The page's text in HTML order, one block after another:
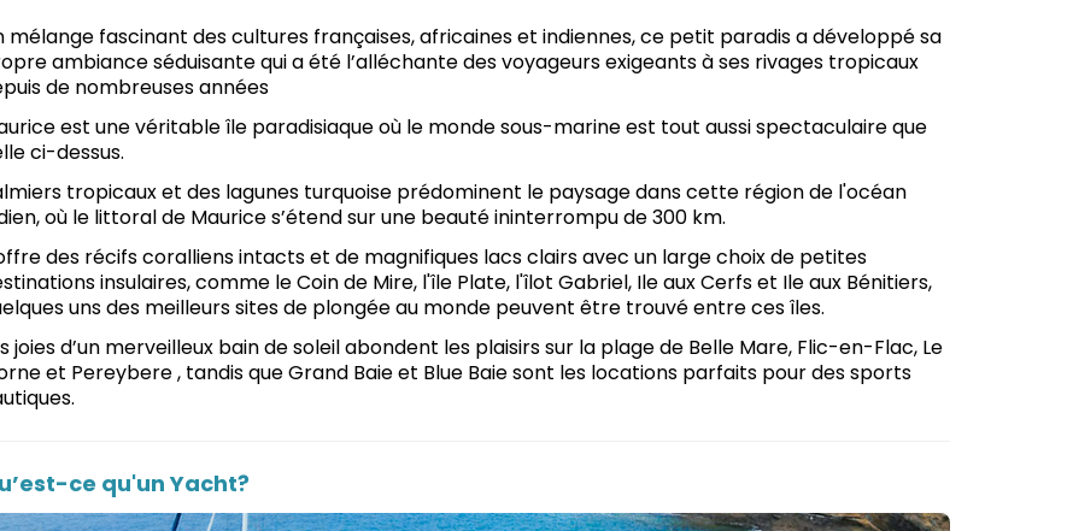
mélange fascinant des cultures françaises, africaines et indiennes, ce petit paradis a développé sa
ambiance séduisante qui a été l’alléchante des voyageurs exigeants à ses rivages tropicaux
de nombreuses années
est une véritable île paradisiaque où le monde sous-marine est tout aussi spectaculaire que
ci-dessus.
tropicaux et des lagunes turquoise prédominent le paysage dans cette région de l'océan
où le littoral de Maurice s’étend sur une beauté ininterrompu de 300 km.
des récifs coralliens intacts et de magnifiques lacs clairs avec un large choix de petites
insulaires, comme le Coin de Mire, l'île Plate, l'îlot Gabriel, Ile aux Cerfs et Ile aux Bénitiers,
uns des meilleurs sites de plongée au monde peuvent être trouvé entre ces îles.
joies d’un merveilleux bain de soleil abondent les plaisirs sur la plage de Belle Mare, Flic-en-Flac, Le
et Pereybere , tandis que Grand Baie et Blue Baie sont les locations parfaits pour des sports
ce qu'un Yacht?